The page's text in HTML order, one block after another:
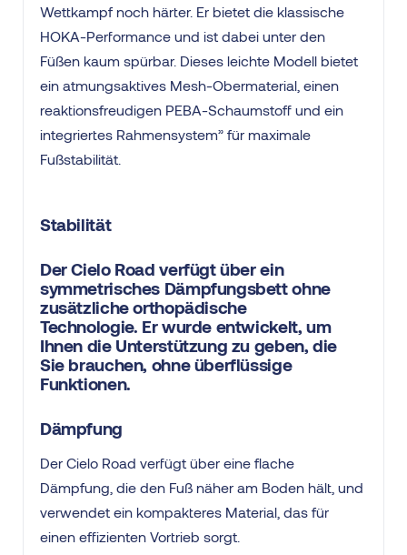
Wettkampf noch härter. Er bietet die klassische
HOKA-Performance und ist dabei unter den
Füßen kaum spürbar. Dieses leichte Modell bietet
ein atmungsaktives Mesh-Obermaterial, einen
reaktionsfreudigen PEBA-Schaumstoff und ein
integriertes Rahmensystem” für maximale
Fußstabilität.
Stabilität
Der Cielo Road verfügt über ein
symmetrisches Dämpfungsbett ohne
zusätzliche orthopädische
Technologie. Er wurde entwickelt, um
Ihnen die Unterstützung zu geben, die
Sie brauchen, ohne überflüssige
Funktionen.
Dämpfung
Der Cielo Road verfügt über eine flache
Dämpfung, die den Fuß näher am Boden hält, und
verwendet ein kompakteres Material, das für
einen effizienten Vortrieb sorgt.